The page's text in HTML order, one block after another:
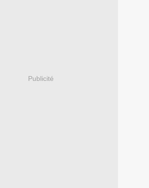
Publicité